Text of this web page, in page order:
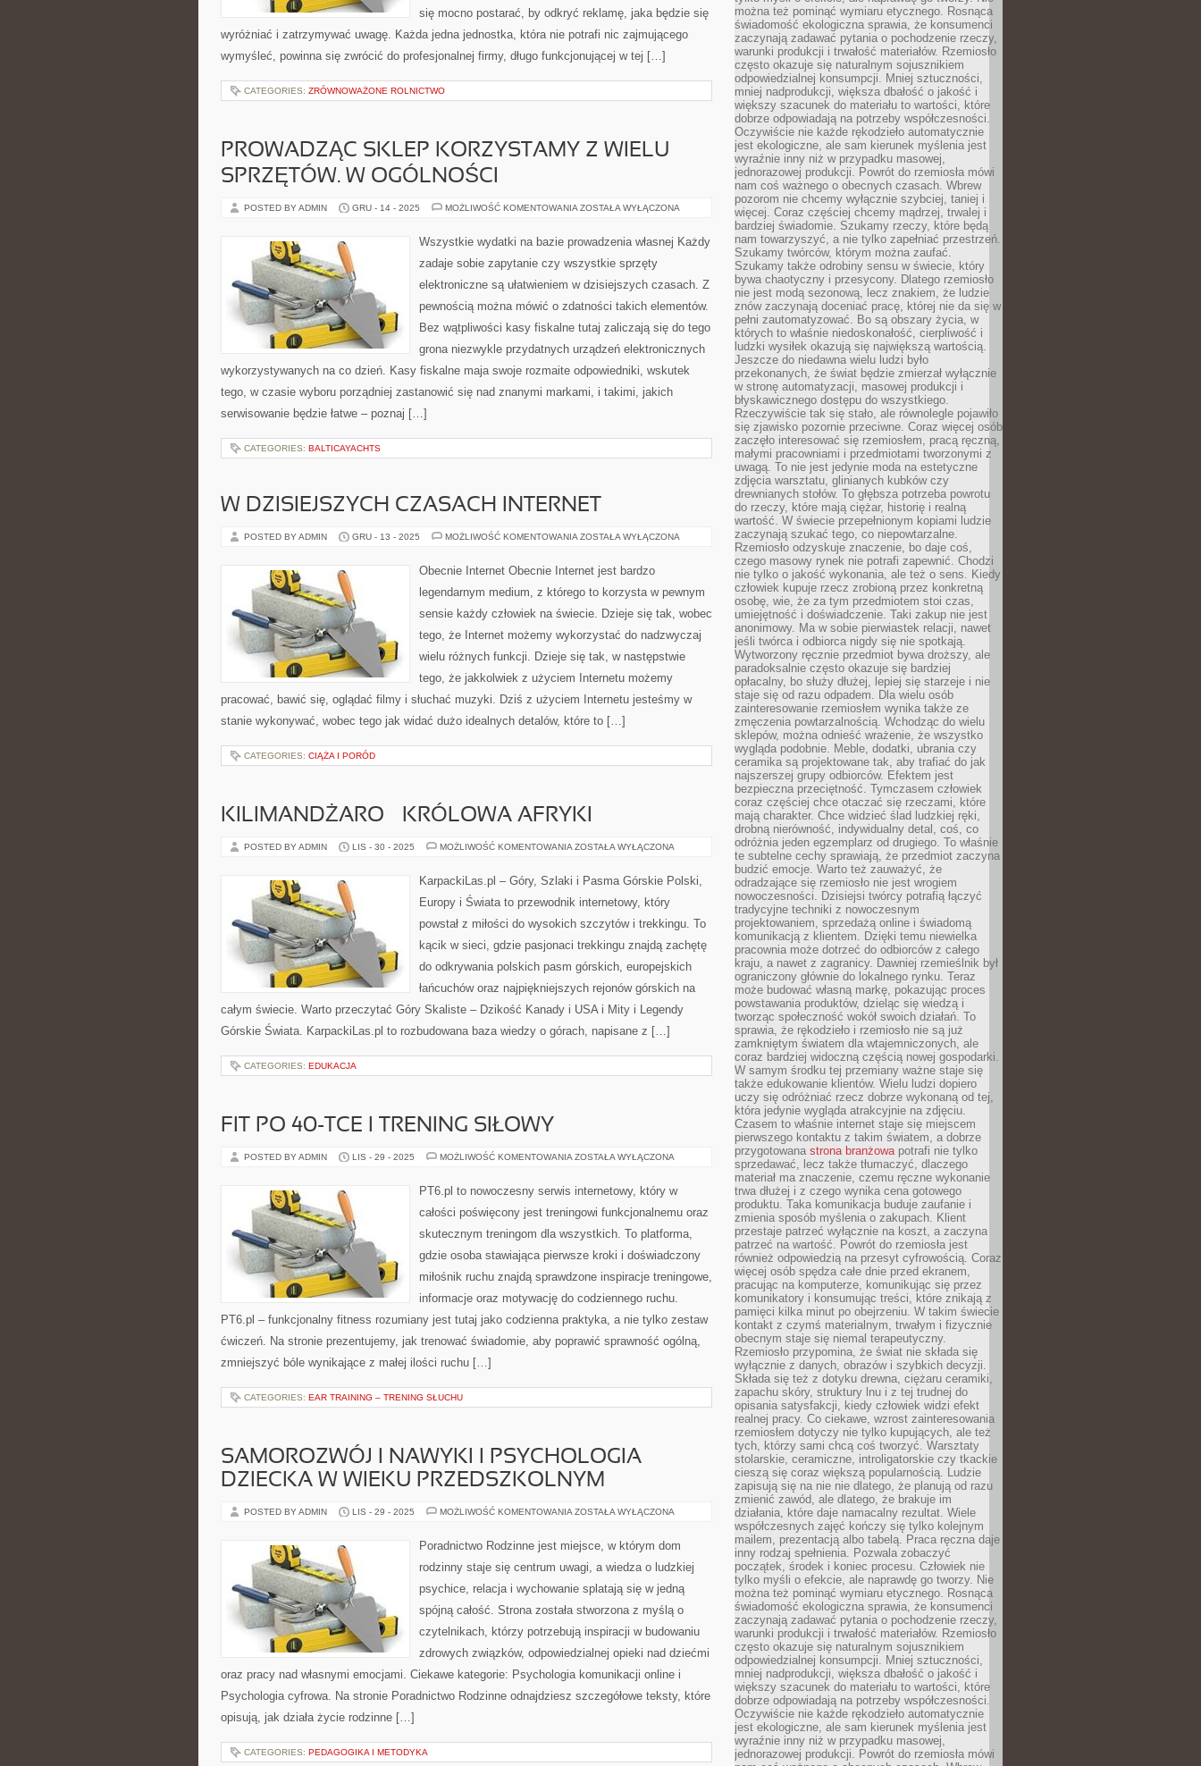
się mocno postarać, by odkryć reklamę, jaka będzie się
wyróżniać i zatrzymywać uwagę. Każda jedna jednostka, która nie potrafi nic zajmującego
wymyśleć, powinna się zwrócić do profesjonalnej firmy, długo funkcjonującej w tej […]
CATEGORIES: ZRÓWNOWAŻONE ROLNICTWO
PROWADZĄC SKLEP KORZYSTAMY Z WIELU
SPRZĘTÓW. W OGÓLNOŚCI
POSTED BY ADMIN GRU - 14 - 2025 MOŻLIWOŚĆ KOMENTOWANIA PROWADZĄC
WIELU
W
ZOSTAŁA WYŁĄCZONA
Wszystkie wydatki na bazie prowadzenia własnej Każdy
zadaje sobie zapytanie czy wszystkie sprzęty
elektroniczne są ułatwieniem w dzisiejszych czasach. Z
pewnością można mówić o zdatności takich elementów.
Bez wątpliwości kasy fiskalne tutaj zaliczają się do tego
grona niezwykle przydatnych urządzeń elektronicznych
wykorzystywanych na co dzień. Kasy fiskalne maja swoje rozmaite odpowiedniki, wskutek
tego, w czasie wyboru porządniej zastanowić się nad znanymi markami, i takimi, jakich
serwisowanie będzie łatwe – poznaj […]
CATEGORIES: BALTICAYACHTS
W DZISIEJSZYCH CZASACH INTERNET
POSTED BY ADMIN GRU - 13 - 2025 MOŻLIWOŚĆ KOMENTOWANIA W
INTERNET
ZOSTAŁA WYŁĄCZONA
Obecnie Internet Obecnie Internet jest bardzo
legendarnym medium, z którego to korzysta w pewnym
sensie każdy człowiek na świecie. Dzieje się tak, wobec
tego, że Internet możemy wykorzystać do nadzwyczaj
wielu różnych funkcji. Dzieje się tak, w następstwie
tego, że jakkolwiek z użyciem Internetu możemy
pracować, bawić się, oglądać filmy i słuchać muzyki. Dziś z użyciem Internetu jesteśmy w
stanie wykonywać, wobec tego jak widać dużo idealnych detalów, które to […]
CATEGORIES: CIĄŻA I PORÓD
KILIMANDŻARO – KRÓLOWA AFRYKI
POSTED BY ADMIN LIS - 30 - 2025 MOŻLIWOŚĆ KOMENTOWANIA KILIMANDŻARO
AFRYKI
ZOSTAŁA WYŁĄCZONA
KarpackiLas.pl – Góry, Szlaki i Pasma Górskie Polski,
Europy i Świata to przewodnik internetowy, który
powstał z miłości do wysokich szczytów i trekkingu. To
kącik w sieci, gdzie pasjonaci trekkingu znajdą zachętę
do odkrywania polskich pasm górskich, europejskich
łańcuchów oraz najpiękniejszych rejonów górskich na
całym świecie. Warto przeczytać Góry Skaliste – Dzikość Kanady i USA i Mity i Legendy
Górskie Świata. KarpackiLas.pl to rozbudowana baza wiedzy o górach, napisane z […]
CATEGORIES: EDUKACJA
FIT PO 40-TCE I TRENING SIŁOWY
POSTED BY ADMIN LIS - 29 - 2025 MOŻLIWOŚĆ KOMENTOWANIA FIT
TCE
I
SIŁOWY
ZOSTAŁA WYŁĄCZONA
PT6.pl to nowoczesny serwis internetowy, który w
całości poświęcony jest treningowi funkcjonalnemu oraz
skutecznym treningom dla wszystkich. To platforma,
gdzie osoba stawiająca pierwsze kroki i doświadczony
miłośnik ruchu znajdą sprawdzone inspiracje treningowe,
informacje oraz motywację do codziennego ruchu.
PT6.pl – funkcjonalny fitness rozumiany jest tutaj jako codzienna praktyka, a nie tylko zestaw
ćwiczeń. Na stronie prezentujemy, jak trenować świadomie, aby poprawić sprawność ogólną,
zmniejszyć bóle wynikające z małej ilości ruchu […]
CATEGORIES: EAR TRAINING – TRENING SŁUCHU
SAMOROZWÓJ I NAWYKI I PSYCHOLOGIA
DZIECKA W WIEKU PRZEDSZKOLNYM
POSTED BY ADMIN LIS - 29 - 2025 MOŻLIWOŚĆ KOMENTOWANIA SAMOROZWÓJ
PSYCHOLOGIA
W
PRZEDSZKOLNYM
ZOSTAŁA WYŁĄCZONA
Poradnictwo Rodzinne jest miejsce, w którym dom
rodzinny staje się centrum uwagi, a wiedza o ludzkiej
psychice, relacja i wychowanie splatają się w jedną
spójną całość. Strona została stworzona z myślą o
czytelnikach, którzy potrzebują inspiracji w budowaniu
zdrowych związków, odpowiedzialnej opieki nad dziećmi
oraz pracy nad własnymi emocjami. Ciekawe kategorie: Psychologia komunikacji online i
Psychologia cyfrowa. Na stronie Poradnictwo Rodzinne odnajdziesz szczegółowe teksty, które
opisują, jak działa życie rodzinne […]
CATEGORIES: PEDAGOGIKA I METODYKA
można też pominąć wymiaru etycznego. Rosnąca
świadomość ekologiczna sprawia, że konsumenci
zaczynają zadawać pytania o pochodzenie rzeczy,
warunki produkcji i trwałość materiałów. Rzemiosło
często okazuje się naturalnym sojusznikiem
odpowiedzialnej konsumpcji. Mniej sztuczności,
mniej nadprodukcji, większa dbałość o jakość i
większy szacunek do materiału to wartości, które
dobrze odpowiadają na potrzeby współczesności.
Oczywiście nie każde rękodzieło automatycznie
jest ekologiczne, ale sam kierunek myślenia jest
wyraźnie inny niż w przypadku masowej,
jednorazowej produkcji. Powrót do rzemiosła mówi
nam coś ważnego o obecnych czasach. Wbrew
pozorom nie chcemy wyłącznie szybciej, taniej i
więcej. Coraz częściej chcemy mądrzej, trwalej i
bardziej świadomie. Szukamy rzeczy, które będą
nam towarzyszyć, a nie tylko zapełniać przestrzeń.
Szukamy twórców, którym można zaufać.
Szukamy także odrobiny sensu w świecie, który
bywa chaotyczny i przesycony. Dlatego rzemiosło
nie jest modą sezonową, lecz znakiem, że ludzie
znów zaczynają doceniać pracę, której nie da się w
pełni zautomatyzować. Bo są obszary życia, w
których to właśnie niedoskonałość, cierpliwość i
ludzki wysiłek okazują się największą wartością.
Jeszcze do niedawna wielu ludzi było
przekonanych, że świat będzie zmierzał wyłącznie
w stronę automatyzacji, masowej produkcji i
błyskawicznego dostępu do wszystkiego.
Rzeczywiście tak się stało, ale równolegle pojawiło
się zjawisko pozornie przeciwne. Coraz więcej osób
zaczęło interesować się rzemiosłem, pracą ręczną,
małymi pracowniami i przedmiotami tworzonymi z
uwagą. To nie jest jedynie moda na estetyczne
zdjęcia warsztatu, glinianych kubków czy
drewnianych stołów. To głębsza potrzeba powrotu
do rzeczy, które mają ciężar, historię i realną
wartość. W świecie przepełnionym kopiami ludzie
zaczynają szukać tego, co niepowtarzalne.
Rzemiosło odzyskuje znaczenie, bo daje coś,
czego masowy rynek nie potrafi zapewnić. Chodzi
nie tylko o jakość wykonania, ale też o sens. Kiedy
człowiek kupuje rzecz zrobioną przez konkretną
osobę, wie, że za tym przedmiotem stoi czas,
umiejętność i doświadczenie. Taki zakup nie jest
anonimowy. Ma w sobie pierwiastek relacji, nawet
jeśli twórca i odbiorca nigdy się nie spotkają.
Wytworzony ręcznie przedmiot bywa droższy, ale
paradoksalnie często okazuje się bardziej
opłacalny, bo służy dłużej, lepiej się starzeje i nie
staje się od razu odpadem. Dla wielu osób
zainteresowanie rzemiosłem wynika także ze
zmęczenia powtarzalnością. Wchodząc do wielu
sklepów, można odnieść wrażenie, że wszystko
wygląda podobnie. Meble, dodatki, ubrania czy
ceramika są projektowane tak, aby trafiać do jak
najszerszej grupy odbiorców. Efektem jest
bezpieczna przeciętność. Tymczasem człowiek
coraz częściej chce otaczać się rzeczami, które
mają charakter. Chce widzieć ślad ludzkiej ręki,
drobną nierówność, indywidualny detal, coś, co
odróżnia jeden egzemplarz od drugiego. To właśnie
te subtelne cechy sprawiają, że przedmiot zaczyna
budzić emocje. Warto też zauważyć, że
odradzające się rzemiosło nie jest wrogiem
nowoczesności. Dzisiejsi twórcy potrafią łączyć
tradycyjne techniki z nowoczesnym
projektowaniem, sprzedażą online i świadomą
komunikacją z klientem. Dzięki temu niewielka
pracownia może dotrzeć do odbiorców z całego
kraju, a nawet z zagranicy. Dawniej rzemieślnik był
ograniczony głównie do lokalnego rynku. Teraz
może budować własną markę, pokazując proces
powstawania produktów, dzieląc się wiedzą i
tworząc społeczność wokół swoich działań. To
sprawia, że rękodzieło i rzemiosło nie są już
zamkniętym światem dla wtajemniczonych, ale
coraz bardziej widoczną częścią nowej gospodarki.
W samym środku tej przemiany ważne staje się
także edukowanie klientów. Wielu ludzi dopiero
uczy się odróżniać rzecz dobrze wykonaną od tej,
która jedynie wygląda atrakcyjnie na zdjęciu.
Czasem to właśnie internet staje się miejscem
pierwszego kontaktu z takim światem, a dobrze
przygotowana strona branżowapotrafi nie tylko
sprzedawać, lecz także tłumaczyć, dlaczego
materiał ma znaczenie, czemu ręczne wykonanie
trwa dłużej i z czego wynika cena gotowego
produktu. Taka komunikacja buduje zaufanie i
zmienia sposób myślenia o zakupach. Klient
przestaje patrzeć wyłącznie na koszt, a zaczyna
patrzeć na wartość. Powrót do rzemiosła jest
również odpowiedzią na przesyt cyfrowością. Coraz
więcej osób spędza całe dnie przed ekranem,
pracując na komputerze, komunikując się przez
komunikatory i konsumując treści, które znikają z
pamięci kilka minut po obejrzeniu. W takim świecie
kontakt z czymś materialnym, trwałym i fizycznie
obecnym staje się niemal terapeutyczny.
Rzemiosło przypomina, że świat nie składa się
wyłącznie z danych, obrazów i szybkich decyzji.
Składa się też z dotyku drewna, ciężaru ceramiki,
zapachu skóry, struktury lnu i z tej trudnej do
opisania satysfakcji, kiedy człowiek widzi efekt
realnej pracy. Co ciekawe, wzrost zainteresowania
rzemiosłem dotyczy nie tylko kupujących, ale też
tych, którzy sami chcą coś tworzyć. Warsztaty
stolarskie, ceramiczne, introligatorskie czy tkackie
cieszą się coraz większą popularnością. Ludzie
zapisują się na nie nie dlatego, że planują od razu
zmienić zawód, ale dlatego, że brakuje im
działania, które daje namacalny rezultat. Wiele
współczesnych zajęć kończy się tylko kolejnym
mailem, prezentacją albo tabelą. Praca ręczna daje
inny rodzaj spełnienia. Pozwala zobaczyć
początek, środek i koniec procesu. Człowiek nie
tylko myśli o efekcie, ale naprawdę go tworzy. Nie
można też pominąć wymiaru etycznego. Rosnąca
świadomość ekologiczna sprawia, że konsumenci
zaczynają zadawać pytania o pochodzenie rzeczy,
warunki produkcji i trwałość materiałów. Rzemiosło
często okazuje się naturalnym sojusznikiem
odpowiedzialnej konsumpcji. Mniej sztuczności,
mniej nadprodukcji, większa dbałość o jakość i
większy szacunek do materiału to wartości, które
dobrze odpowiadają na potrzeby współczesności.
Oczywiście nie każde rękodzieło automatycznie
jest ekologiczne, ale sam kierunek myślenia jest
wyraźnie inny niż w przypadku masowej,
jednorazowej produkcji. Powrót do rzemiosła mówi